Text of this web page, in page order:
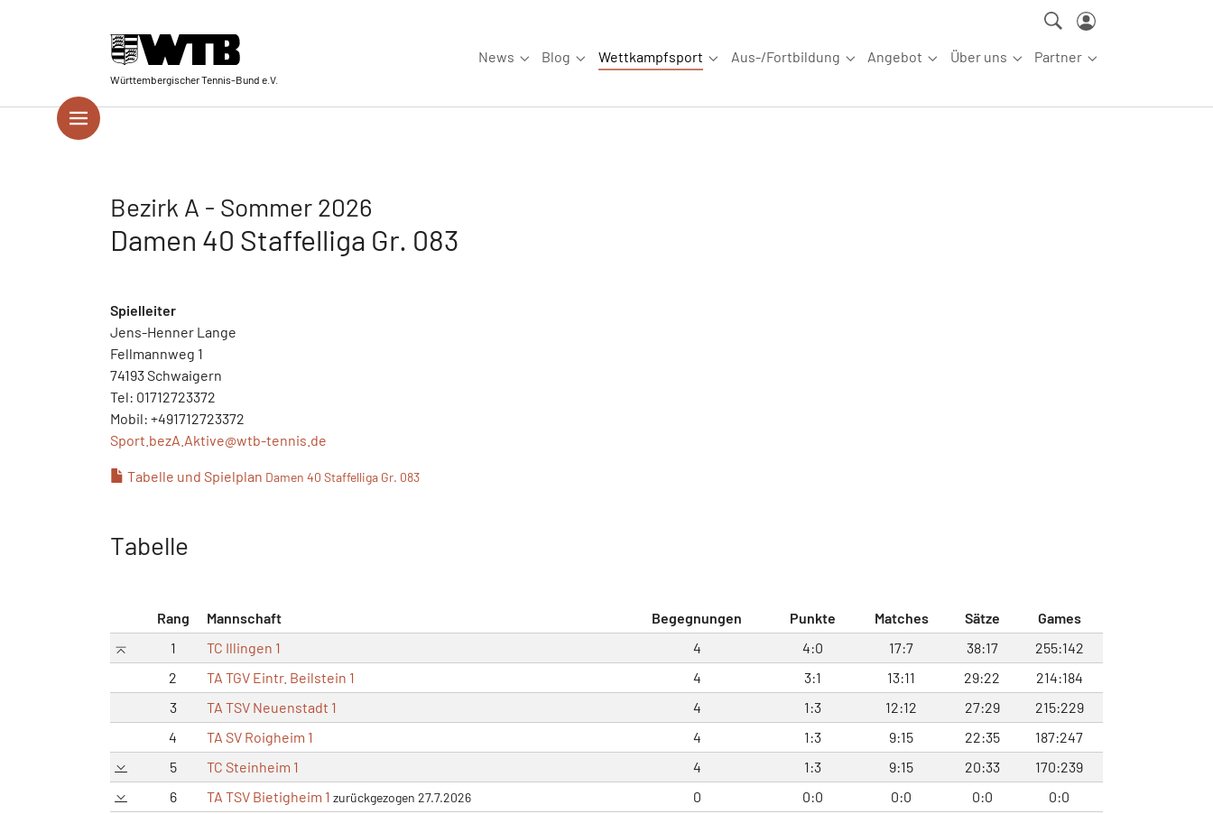
Württembergischer Tennis-Bund e.V.
News
Submenu for "News"
Blog
Submenu for "Blog"
Wettkampfsport
Submenu for "Wettkampfsport"
Aus-/Fortbildung
Submenu for "Aus-/Fortbildung"
Angebot
Submenu for "Angebot"
Über uns
Submenu for "Über uns"
Partner
Submenu for
Bezirk A - Sommer 2026
Damen 40 Staffelliga Gr. 083
Spielleiter
Jens-Henner Lange
Fellmannweg 1
74193 Schwaigern
Tel: 01712723372
Mobil: +491712723372
Sport.bezA.Aktive@wtb-tennis.de
Tabelle und Spielplan Damen 40 Staffelliga Gr. 083
Tabelle
Rang Mannschaft Begegnungen Punkte Matches Sätze
Games
1
TC Illingen 1 4 4:0 17:7 38:17
255:142
2
TA TGV Eintr. Beilstein 1 4 3:1 13:11 29:22
214:184
3
TA TSV Neuenstadt 1 4 1:3 12:12 27:29
215:229
4
TA SV Roigheim 1 4 1:3 9:15 22:35
187:247
5
TC Steinheim 1 4 1:3 9:15 20:33
170:239
6
TA TSV Bietigheim 1 zurückgezogen 27.7.2026 0 0:0 0:0 0:0 0:0